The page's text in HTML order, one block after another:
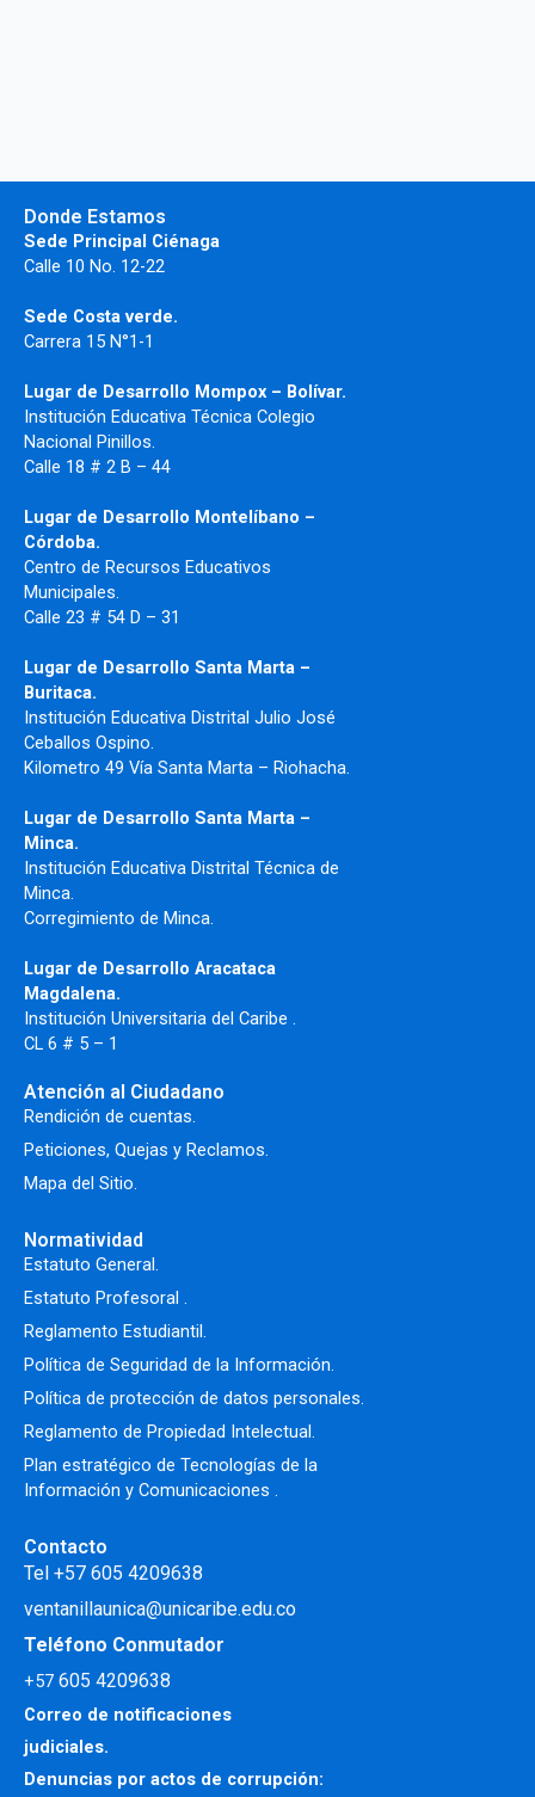
Donde Estamos
Sede Principal Ciénaga
Calle 10 No. 12-22
Sede Costa verde.
Carrera 15 N°1-1
Lugar de Desarrollo Mompox – Bolívar.
Institución Educativa Técnica Colegio
Nacional Pinillos.
Calle 18 # 2 B – 44
Lugar de Desarrollo Montelíbano –
Córdoba.
Centro de Recursos Educativos
Municipales.
Calle 23 # 54 D – 31
Lugar de Desarrollo Santa Marta –
Buritaca.
Institución Educativa Distrital Julio José
Ceballos Ospino.
Kilometro 49 Vía Santa Marta – Riohacha.
Lugar de Desarrollo Santa Marta –
Minca.
Institución Educativa Distrital Técnica de
Minca.
Corregimiento de Minca.
Lugar de Desarrollo Aracataca
Magdalena.
Institución Universitaria del Caribe .
CL 6 # 5 – 1
Atención al Ciudadano
Rendición de cuentas.
Peticiones, Quejas y Reclamos.
Mapa del Sitio.
Normatividad
Estatuto General.
Estatuto Profesoral .
Reglamento Estudiantil.
Política de Seguridad de la Información.
Política de protección de datos personales.
Reglamento de Propiedad Intelectual.
Plan estratégico de Tecnologías de la
Información y Comunicaciones .
Contacto
Tel +57 605 4209638
ventanillaunica@unicaribe.edu.co
Teléfono Conmutador
+57 605 4209638
Correo de notificaciones
judiciales.
Denuncias por actos de corrupción: